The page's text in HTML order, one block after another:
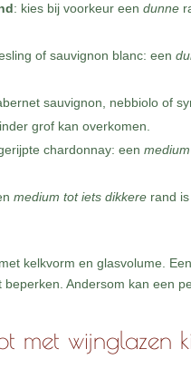
: kies bij voorkeur eendunne
of sauvignon blanc: een
sauvignon, nebbiolo of
grof kan overkomen.
chardonnay: eenmedium
medium tot iets dikkere rand
kelkvorm en glasvolume.
Andersom kan een
met wijnglazen